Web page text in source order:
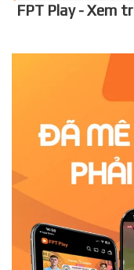
FPT Play - Xem